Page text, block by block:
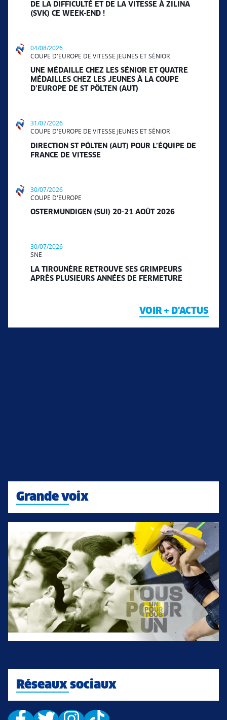
DE LA DIFFICULTÉ ET DE LA VITESSE À ZILINA
(SVK) CE WEEK-END !
04/08/2026
COUPE D'EUROPE DE VITESSE JEUNES ET SÉNIOR
UNE MÉDAILLE CHEZ LES SÉNIOR ET QUATRE
MÉDAILLES CHEZ LES JEUNES À LA COUPE
D’EUROPE DE ST PÖLTEN (AUT)
31/07/2026
COUPE D'EUROPE DE VITESSE JEUNES ET SÉNIOR
DIRECTION ST PÖLTEN (AUT) POUR L’ÉQUIPE DE
FRANCE DE VITESSE
30/07/2026
COUPE D'EUROPE
OSTERMUNDIGEN (SUI) 20-21 AOÛT 2026
30/07/2026
SNE
LA TIROUNÈRE RETROUVE SES GRIMPEURS
APRÈS PLUSIEURS ANNÉES DE FERMETURE
VOIR + D'ACTUS
Grande voix
Réseaux sociaux